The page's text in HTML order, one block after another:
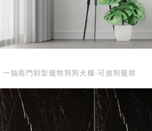
一抽兩門斜型寵物狗狗犬櫃-可放狗籠款